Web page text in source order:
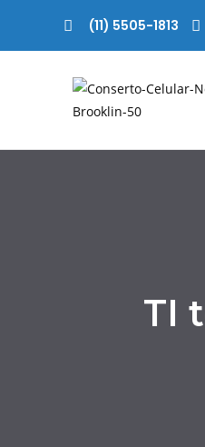
(11) 5505-1813
TI